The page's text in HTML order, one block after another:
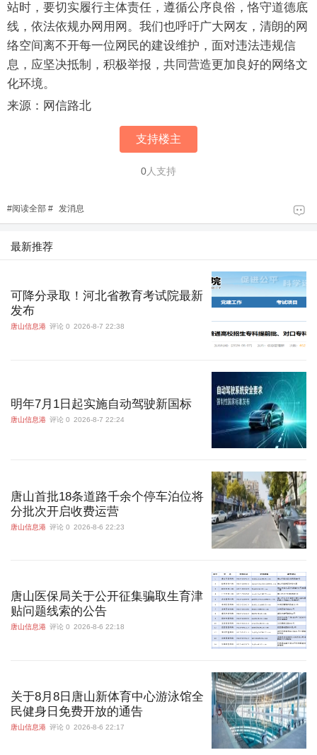
站时，要切实履行主体责任，遵循公序良俗，恪守道德底
线，依法依规办网用网。我们也呼吁广大网友，清朗的网
络空间离不开每一位网民的建设维护，面对违法违规信
息，应坚决抵制，积极举报，共同营造更加良好的网络文
化环境。
来源：网信路北
支持楼主
0人支持
#阅读全部 # 发消息
最新推荐
可降分录取！河北省教育考试院最新
发布
唐山信息港 评论 0 2026-8-7 22:38
明年7月1日起实施自动驾驶新国标
唐山信息港 评论 0 2026-8-7 22:24
唐山首批18条道路千余个停车泊位将
分批次开启收费运营
唐山信息港 评论 0 2026-8-6 22:23
唐山医保局关于公开征集骗取生育津
贴问题线索的公告
唐山信息港 评论 0 2026-8-6 22:18
关于8月8日唐山新体育中心游泳馆全
民健身日免费开放的通告
唐山信息港 评论 0 2026-8-6 22:17